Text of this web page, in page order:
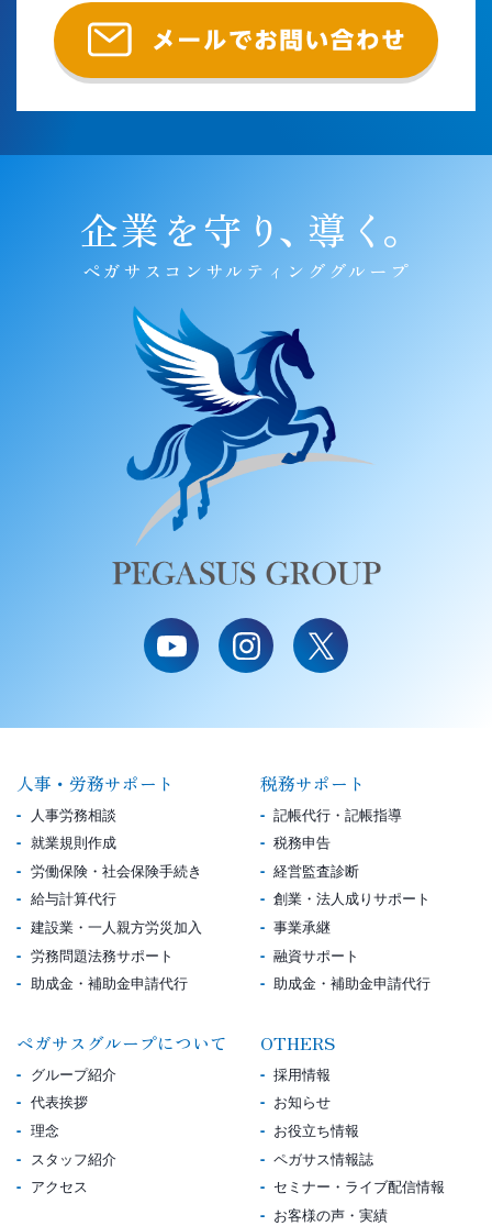
企業を守り、導く。
ペガサスコンサルティンググループ
人事・労務サポート
人事労務相談
就業規則作成
労働保険・社会保険手続き
給与計算代行
建設業・一人親方労災加入
労務問題法務サポート
助成金・補助金申請代行
税務サポート
記帳代行・記帳指導
税務申告
経営監査診断
創業・法人成りサポート
事業承継
融資サポート
助成金・補助金申請代行
ペガサスグループについて
グループ紹介
代表挨拶
理念
スタッフ紹介
アクセス
OTHERS
採用情報
お知らせ
お役立ち情報
ペガサス情報誌
セミナー・ライブ配信情報
お客様の声・実績